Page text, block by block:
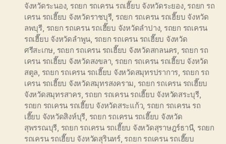
จังหวัดระนอง, รถยก รถเครน รถเฮี๊ยบ จังหวัดระยอง, รถยก รถ
เครน รถเฮี๊ยบ จังหวัดราชบุรี, รถยก รถเครน รถเฮี๊ยบ จังหวัด
ลพบุรี รถยก รถเครน รถเฮี๊ยบ จังหวัดลำปาง, รถยก รถเครน
รถเฮี๊ยบ จังหวัดลำพูน รถยก รถเครน รถเฮี๊ยบ จังหวัด
ศรีสะเกษ รถยก รถเครน รถเฮี๊ยบ จังหวัดสกลนคร รถยก รถ
เครน รถเฮี๊ยบ จังหวัดสงขลา รถยก รถเครน รถเฮี๊ยบ จังหวัด
สตูล รถยก รถเครน รถเฮี๊ยบ จังหวัดสมุทรปราการ รถยก รถ
เครน รถเฮี๊ยบ จังหวัดสมุทรสงคราม รถยก รถเครน รถเฮี๊ยบ
จังหวัดสมุทรสาคร, รถยก รถเครน รถเฮี๊ยบ จังหวัดสระบุรี,
รถยก รถเครน รถเฮี๊ยบ จังหวัดสระแก้ว, รถยก รถเครน รถ
เฮี๊ยบ จังหวัดสิงห์บุรี รถยก รถเครน รถเฮี๊ยบ จังหวัด
สุพรรณบุรี รถยก รถเครน รถเฮี๊ยบ จังหวัดสุราษฎร์ธานี, รถยก
รถเครน รถเฮี๊ยบ จังหวัดสุรินทร์, รถยก รถเครน รถเฮี๊ยบ